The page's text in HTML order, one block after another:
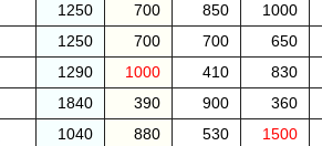
1250 700 850 1000
1250 700 700 650
1290 1000 410 830
1840 390 900 360
1040 880 530 1500